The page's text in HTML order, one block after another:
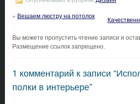
« Вешаем люстру на потолок
Вы можете пропустить чтение записи и
Размещение ссылок запрещено.
1 комментарий к записи
полки в интерьере”